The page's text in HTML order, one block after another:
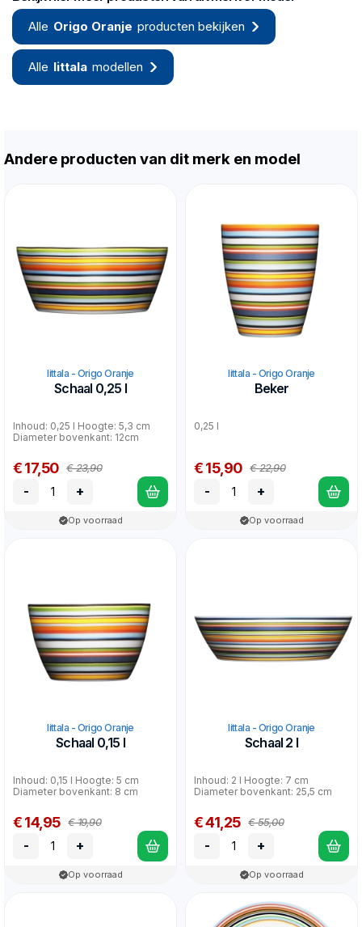
Alle Origo Oranje producten bekijken
Alle Iittala modellen
Andere producten van dit merk en model
Iittala - Origo Oranje
Schaal 0,25 l
Inhoud: 0,25 l Hoogte: 5,3 cm
Diameter bovenkant: 12cm
€ 17,50 € 23,90
- +
Op voorraad
Iittala - Origo Oranje
Beker
0,25 l
€ 15,90 € 22,90
- +
Op voorraad
Iittala - Origo Oranje
Schaal 0,15 l
Inhoud: 0,15 l Hoogte: 5 cm
Diameter bovenkant: 8 cm
€ 14,95 € 19,90
- +
Op voorraad
Iittala - Origo Oranje
Schaal 2 l
Inhoud: 2 l Hoogte: 7 cm
Diameter bovenkant: 25,5 cm
€ 41,25 € 55,00
- +
Op voorraad